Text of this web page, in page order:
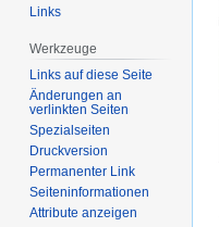
Links
Werkzeuge
Links auf diese Seite
Änderungen an
verlinkten Seiten
Spezialseiten
Druckversion
Permanenter Link
Seiten­­informationen
Attribute anzeigen